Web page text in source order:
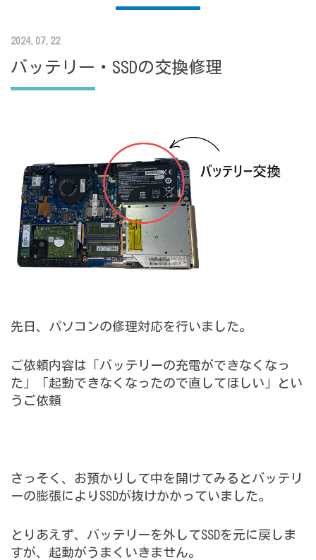
2024.07.22
バッテリー・SSDの交換修理
先日、パソコンの修理対応を行いました。
ご依頼内容は「バッテリーの充電ができなくなっ
た」「起動できなくなったので直してほしい」とい
うご依頼
さっそく、お預かりして中を開けてみるとバッテリ
ーの膨張によりSSDが抜けかかっていました。
とりあえず、バッテリーを外してSSDを元に戻しま
すが、起動がうまくいきません。